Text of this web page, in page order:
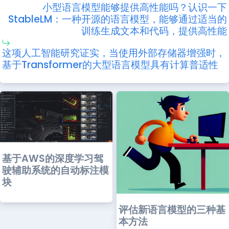
小型语言模型能够提供高性能吗？认识一下
StableLM：一种开源的语言模型，能够通过适当的
训练生成文本和代码，提供高性能
这项人工智能研究证实，当使用外部存储器增强时，
基于Transformer的大型语言模型具有计算普适性
基于AWS的深度学习驾
驶辅助系统的自动标注模
块
评估新语言模型的三种基
本方法